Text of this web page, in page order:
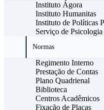
Instituto Ágora
Instituto Humanitas
Instituto de Políticas
Serviço de
Normas
Regimento Interno
Prestação de Contas
Plano Quadrienal
Biblioteca
Centros Acadêmicos
Fixação de Placas